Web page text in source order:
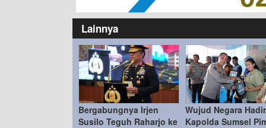
Lainnya
Bergabungnya Irjen
Susilo Teguh Raharjo ke
Wujud Negara
Kapolda Sumsel